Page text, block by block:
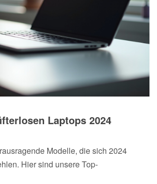
Laptops 2024
Modelle, die sich 2024
Hier sind unsere Top-